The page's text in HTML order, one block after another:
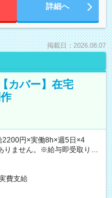
詳細へ
掲載日：2026.08.07
カバー】在宅
円×実働8h×週5日×4
ません。※給与即受取りサ
費支給